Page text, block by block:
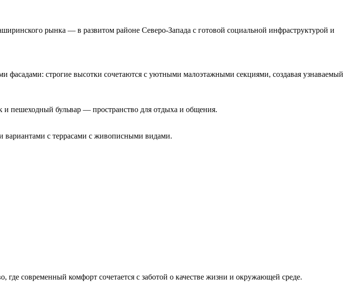
рынка — в развитом районе Северо‑Запада с готовой социальной инфраструктурой и
строгие высотки сочетаются с уютными малоэтажными секциями, создавая узнаваемый
и пешеходный бульвар — пространство для отдыха и общения.
с террасами с живописными видами.
современный комфорт сочетается с заботой о качестве жизни и окружающей среде.